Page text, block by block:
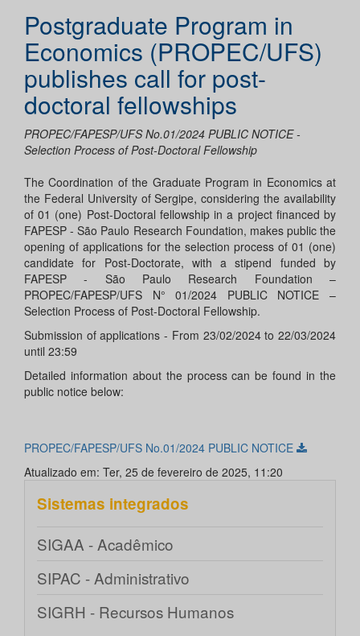
Postgraduate Program in
Economics (PROPEC/UFS)
publishes call for post-
doctoral fellowships
PROPEC/FAPESP/UFS No.01/2024 PUBLIC NOTICE -
Selection Process of Post-Doctoral Fellowship
The Coordination of the Graduate Program in Economics at
the Federal University of Sergipe, considering the availability
of 01 (one) Post-Doctoral fellowship in a project financed by
FAPESP - São Paulo Research Foundation, makes public the
opening of applications for the selection process of 01 (one)
candidate for Post-Doctorate, with a stipend funded by
FAPESP - São Paulo Research Foundation –
PROPEC/FAPESP/UFS N° 01/2024 PUBLIC NOTICE –
Selection Process of Post-Doctoral Fellowship.
Submission of applications - From 23/02/2024 to 22/03/2024
until 23:59
Detailed information about the process can be found in the
public notice below:
PROPEC/FAPESP/UFS No.01/2024 PUBLIC NOTICE
Atualizado em: Ter, 25 de fevereiro de 2025, 11:20
Sistemas integrados
SIGAA - Acadêmico
SIPAC - Administrativo
SIGRH - Recursos Humanos